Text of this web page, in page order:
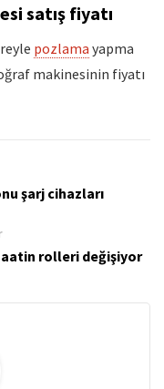
satış fiyatı
pozlama yapma
makinesinin fiyatı
şarj cihazları
rolleri değişiyor